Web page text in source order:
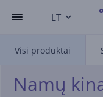
LT
Visi produktai
Namų